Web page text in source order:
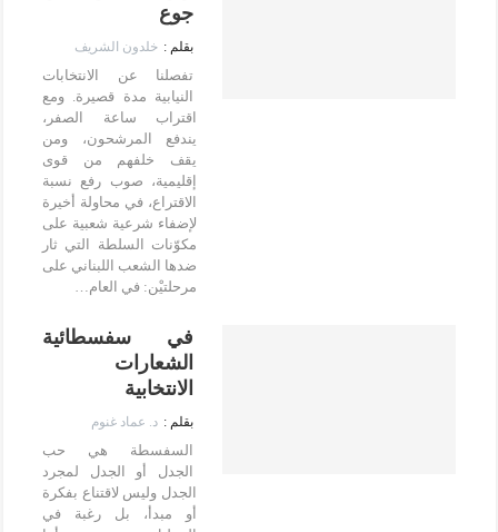
جوع
خلدون الشريف
تفصلنا عن الانتخابات
النيابية مدة قصيرة. ومع
اقتراب ساعة الصفر،
يندفع المرشحون، ومن
يقف خلفهم من قوى
إقليمية، صوب رفع نسبة
الاقتراع، في محاولة أخيرة
لإضفاء شرعية شعبية على
مكوّنات السلطة التي ثار
ضدها الشعب اللبناني على
مرحلتيْن: في العام…
في سفسطائية
الشعارات
الانتخابية
د. عماد غنوم
السفسطة هي حب
الجدل أو الجدل لمجرد
الجدل وليس لاقتناع بفكرة
أو مبدأ، بل رغبة في